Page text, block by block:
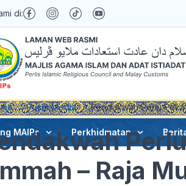
di:
MAIPs Perkhidmatan
Pusat Media Pendakwah Perlu
– Raja